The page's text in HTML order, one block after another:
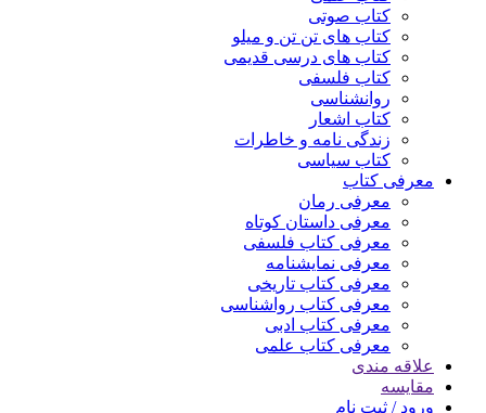
کتاب صوتی
کتاب های تن تن و میلو
کتاب های درسی قدیمی
کتاب فلسفی
روانشناسی
کتاب اشعار
زندگی نامه و خاطرات
کتاب سیاسی
معرفی کتاب
معرفی رمان
معرفی داستان کوتاه
معرفی کتاب فلسفی
معرفی نمایشنامه
معرفی کتاب تاریخی
معرفی کتاب رواشناسی
معرفی کتاب ادبی
معرفی کتاب علمی
علاقه مندی
مقایسه
ورود / ثبت نام